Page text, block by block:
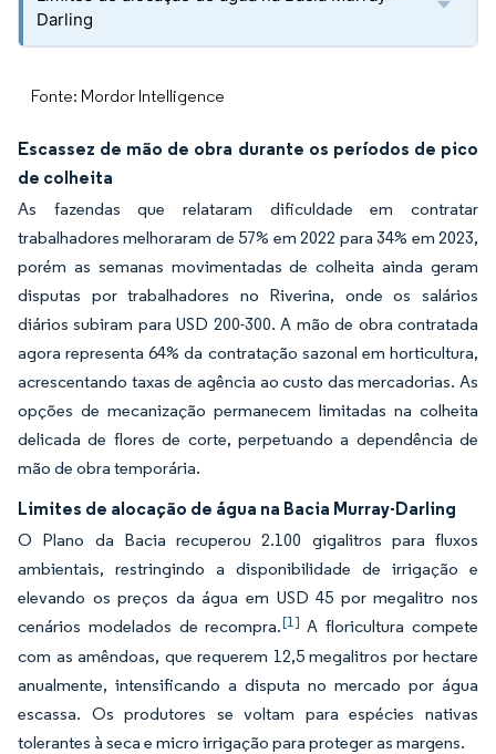
Darling
Fonte: Mordor Intelligence
Escassez de mão de obra durante os períodos de pico
de colheita
As fazendas que relataram dificuldade em contratar
trabalhadores melhoraram de 57% em 2022 para 34% em 2023,
porém as semanas movimentadas de colheita ainda geram
disputas por trabalhadores no Riverina, onde os salários
diários subiram para USD 200-300. A mão de obra contratada
agora representa 64% da contratação sazonal em horticultura,
acrescentando taxas de agência ao custo das mercadorias. As
opções de mecanização permanecem limitadas na colheita
delicada de flores de corte, perpetuando a dependência de
mão de obra temporária.
Limites de alocação de água na Bacia Murray-Darling
O Plano da Bacia recuperou 2.100 gigalitros para fluxos
ambientais, restringindo a disponibilidade de irrigação e
elevando os preços da água em USD 45 por megalitro nos
cenários modelados de recompra.[1] A floricultura compete
com as amêndoas, que requerem 12,5 megalitros por hectare
anualmente, intensificando a disputa no mercado por água
escassa. Os produtores se voltam para espécies nativas
tolerantes à seca e micro irrigação para proteger as margens.